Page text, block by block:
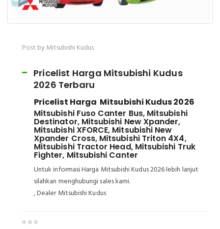
Post by Mitsubishi Kudus
Pricelist Harga Mitsubishi Kudus
2026 Terbaru
Pricelist Harga Mitsubishi Kudus 2026
Mitsubishi Fuso Canter Bus, Mitsubishi
Destinator, Mitsubishi New Xpander,
Mitsubishi XFORCE, Mitsubishi New
Xpander Cross, Mitsubishi Triton 4X4,
Mitsubishi Tractor Head, Mitsubishi Truk
Fighter, Mitsubishi Canter
Untuk informasi Harga Mitsubishi Kudus 2026 lebih lanjut
silahkan menghubungi sales kami.
, Dealer Mitsubishi Kudus